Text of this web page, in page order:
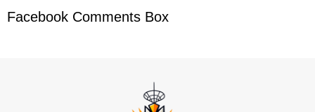
Facebook Comments Box